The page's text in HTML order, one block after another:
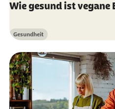
Wie gesund ist vegane
Kategorie
Gesundheit